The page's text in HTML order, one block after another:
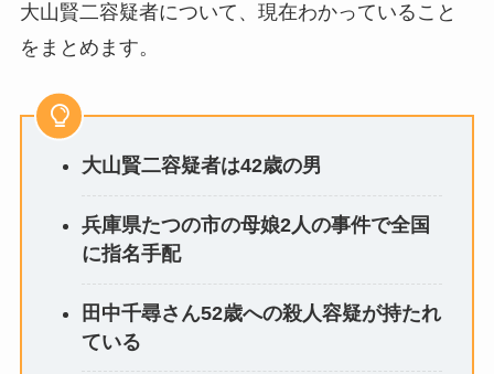
大山賢二容疑者について、現在わかっていること
をまとめます。
大山賢二容疑者は42歳の男
兵庫県たつの市の母娘2人の事件で全国
に指名手配
田中千尋さん52歳への殺人容疑が持たれ
ている